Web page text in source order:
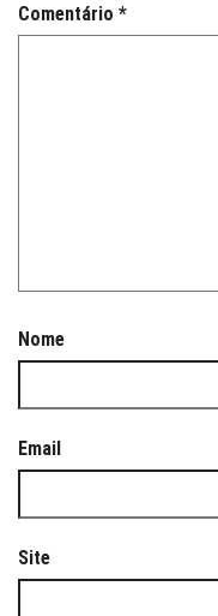
Comentário *
Nome
Email
Site